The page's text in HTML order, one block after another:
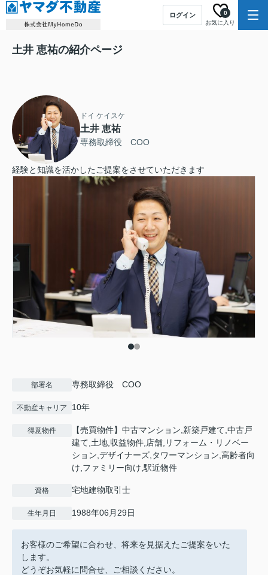
ログイン
お気に入り
0
土井 恵祐の紹介ページ
ドイ ケイスケ
土井 恵祐
専務取締役 COO
経験と知識を活かしたご提案をさせていただきます
部署名 専務取締役 COO
不動産キャリア 10年
得意物件
【売買物件】中古マンション,新築戸建て,中古戸
建て,土地,収益物件,店舗,リフォーム・リノベー
ション,デザイナーズ,タワーマンション,高齢者向
け,ファミリー向け,駅近物件
資格 宅地建物取引士
生年月日 1988年06月29日
お客様のご希望に合わせ、将来を見据えたご提案をいた
します。
どうぞお気軽に問合せ、ご相談ください。